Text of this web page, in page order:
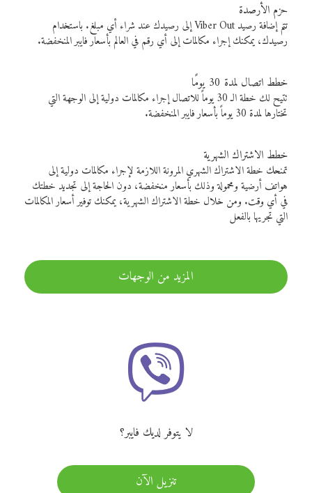
حزم الأرصدة
تتم إضافة رصيد Viber Out إلى رصيدك عند شراء أي مبلغ. باستخدام
رصيدك، يمكنك إجراء مكالمات إلى أي رقم في العالم بأسعار فايبر المنخفضة.
خطط اتصال لمدة 30 يومًا
تتيح لك خطة الـ 30 يوماً للاتصال إجراء مكالمات دولية إلى الوجهة التي
تختارها لمدة 30 يوماً بأسعار فايبر المنخفضة.
خطط الاشتراك الشهرية
تمنحك خطة الاشتراك الشهري المرونة اللازمة لإجراء مكالمات دولية إلى
هواتف أرضية ومحمولة وذلك بأسعار منخفضة، دون الحاجة إلى تجديد خطتك
في أي وقت. ومن خلال خطة الاشتراك الشهرية، يمكنك توفير أسعار المكالمات
التي تجريها بالفعل
المزيد من الوجهات
لا يتوفر لديك فايبر؟
تنزيل الآن